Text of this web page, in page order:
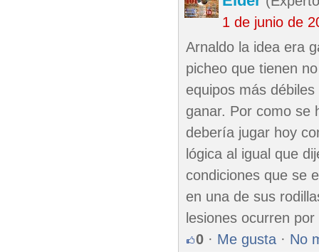
1 de junio de
Arnaldo la idea era
picheo que tienen
equipos más
ganar. Por como se
debería jugar hoy
lógica al igual que
condiciones que se
en una de sus
lesiones ocurren
0 · Me gusta · No